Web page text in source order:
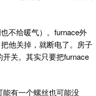
不给暖气）。furnace外
他关掉，就断电了。房子
关。其实只要把furnace
有一个螺丝也可能没